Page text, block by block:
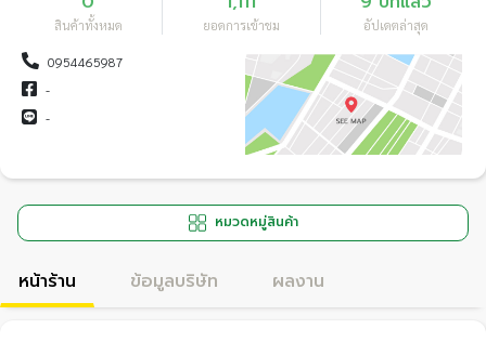
สินค้าทั้งหมด ยอดการเข้าชม อัปเดตล่าสุด
0954465987
-
-
หมวดหมู่สินค้า
หน้าร้าน ข้อมูลบริษัท ผลงาน